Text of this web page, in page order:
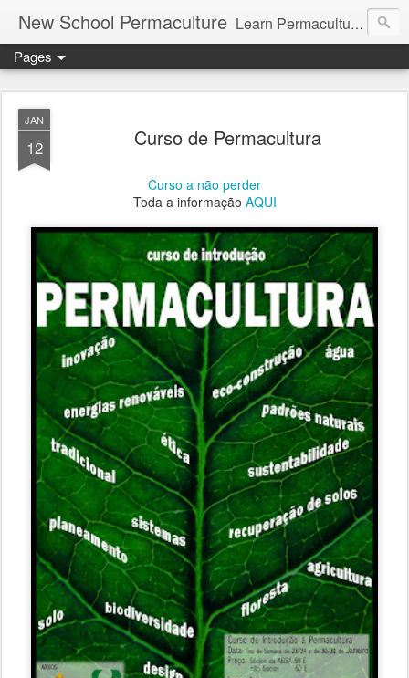
New School Permaculture Learn Permaculture Design Courses in Europe with Helder Valente, one of the original students of Bill Mollison the creator of Permaculture Design.
Pages
JAN
12 Curso de Permacultura
Curso a não perder
Toda a informação AQUI